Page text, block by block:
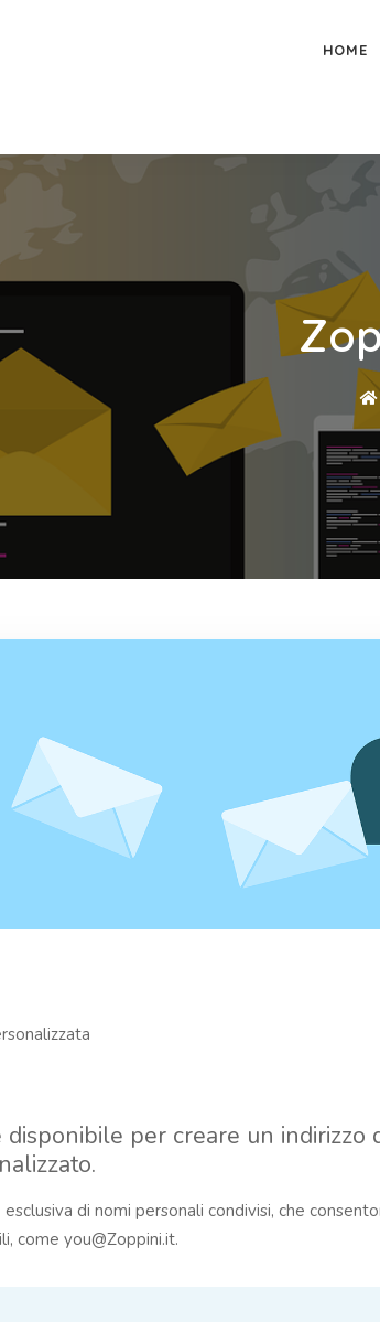
HOME
disponibile per creare un indirizzo
di nomi personali condivisi, che
come you@Zoppini.it.